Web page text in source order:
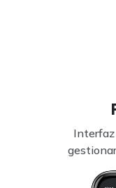
Interfaz